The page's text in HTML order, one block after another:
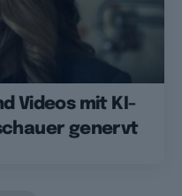
Videos mit KI-
genervt